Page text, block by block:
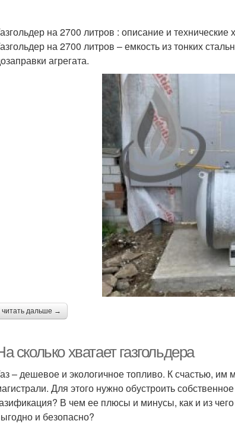
на 2700 литров : описание и технические
на 2700 литров – емкость из тонких
агрегата.
читать дальше →
сколько хватает газгольдера
– дешевое и экологичное топливо. К счастью,
Для этого нужно обустроить
В чем ее плюсы и минусы, как и из
и безопасно?